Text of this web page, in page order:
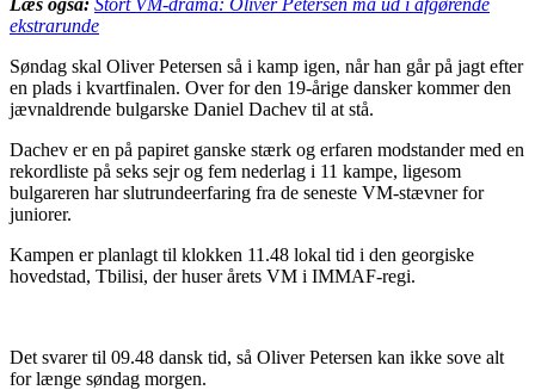
ekstrarunde
Søndag skal Oliver Petersen så i kamp igen, når han går på jagt efter
en plads i kvartfinalen. Over for den 19-årige dansker kommer den
jævnaldrende bulgarske Daniel Dachev til at stå.
Dachev er en på papiret ganske stærk og erfaren modstander med en
rekordliste på seks sejr og fem nederlag i 11 kampe, ligesom
bulgareren har slutrundeerfaring fra de seneste VM-stævner for
juniorer.
Kampen er planlagt til klokken 11.48 lokal tid i den georgiske
hovedstad, Tbilisi, der huser årets VM i IMMAF-regi.
Det svarer til 09.48 dansk tid, så Oliver Petersen kan ikke sove alt
for længe søndag morgen.